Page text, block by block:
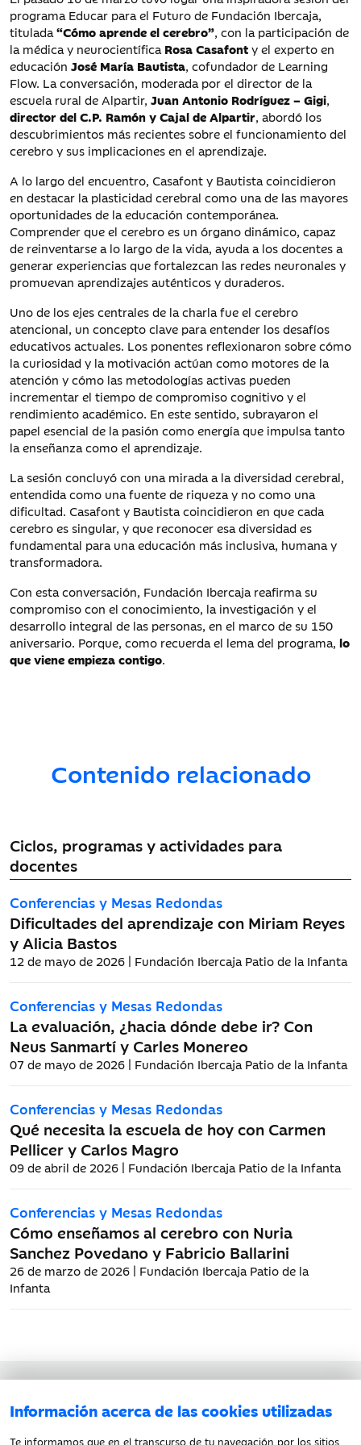
Información acerca de las cookies utilizadas
Te informamos que en el transcurso de tu navegación por los sitios
programa Educar para el Futuro de Fundación Ibercaja,
titulada“Cómo aprende el cerebro”, con la participación de
la médica y neurocientífica Rosa Casafonty el experto en
educación José María Bautista, cofundador de Learning
Flow. La conversación, moderada por el director de la
escuela rural de Alpartir, Juan Antonio Rodríguez – Gigi,
director del C.P. Ramón y Cajal de Alpartir, abordó los
descubrimientos más recientes sobre el funcionamiento del
cerebro y sus implicaciones en el aprendizaje.
A lo largo del encuentro, Casafont y Bautista coincidieron
en destacar la plasticidad cerebral como una de las mayores
oportunidades de la educación contemporánea.
Comprender que el cerebro es un órgano dinámico, capaz
de reinventarse a lo largo de la vida, ayuda a los docentes a
generar experiencias que fortalezcan las redes neuronales y
promuevan aprendizajes auténticos y duraderos.
Uno de los ejes centrales de la charla fue el cerebro
atencional, un concepto clave para entender los desafíos
educativos actuales. Los ponentes reflexionaron sobre cómo
la curiosidad y la motivación actúan como motores de la
atención y cómo las metodologías activas pueden
incrementar el tiempo de compromiso cognitivo y el
rendimiento académico. En este sentido, subrayaron el
papel esencial de la pasión como energía que impulsa tanto
la enseñanza como el aprendizaje.
La sesión concluyó con una mirada a la diversidad cerebral,
entendida como una fuente de riqueza y no como una
dificultad. Casafont y Bautista coincidieron en que cada
cerebro es singular, y que reconocer esa diversidad es
fundamental para una educación más inclusiva, humana y
transformadora.
Con esta conversación, Fundación Ibercaja reafirma su
compromiso con el conocimiento, la investigación y el
desarrollo integral de las personas, en el marco de su 150
aniversario. Porque, como recuerda el lema del programa, lo
que viene empieza contigo.
Contenido relacionado
Ciclos, programas y actividades para
docentes
Conferencias y Mesas Redondas
Dificultades del aprendizaje con Miriam Reyes
y Alicia Bastos
12 de mayo de 2026 | Fundación Ibercaja Patio de la Infanta
Conferencias y Mesas Redondas
La evaluación, ¿hacia dónde debe ir? Con
Neus Sanmartí y Carles Monereo
07 de mayo de 2026 | Fundación Ibercaja Patio de la Infanta
Conferencias y Mesas Redondas
Qué necesita la escuela de hoy con Carmen
Pellicer y Carlos Magro
09 de abril de 2026 | Fundación Ibercaja Patio de la Infanta
Conferencias y Mesas Redondas
Cómo enseñamos al cerebro con Nuria
Sanchez Povedano y Fabricio Ballarini
26 de marzo de 2026 | Fundación Ibercaja Patio de la
Infanta
Política de privacidad
Política de cookies